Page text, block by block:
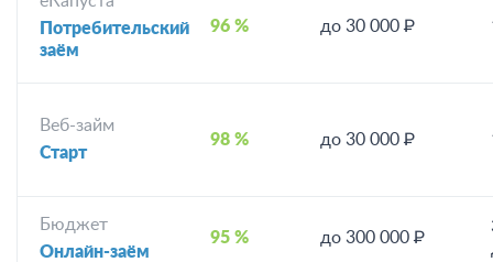
Потребительский
заём
96 % до 30 000 ₽
Веб-займ
Старт
98 % до 30 000 ₽
Бюджет
Онлайн-заём
95 % до 300 000 ₽